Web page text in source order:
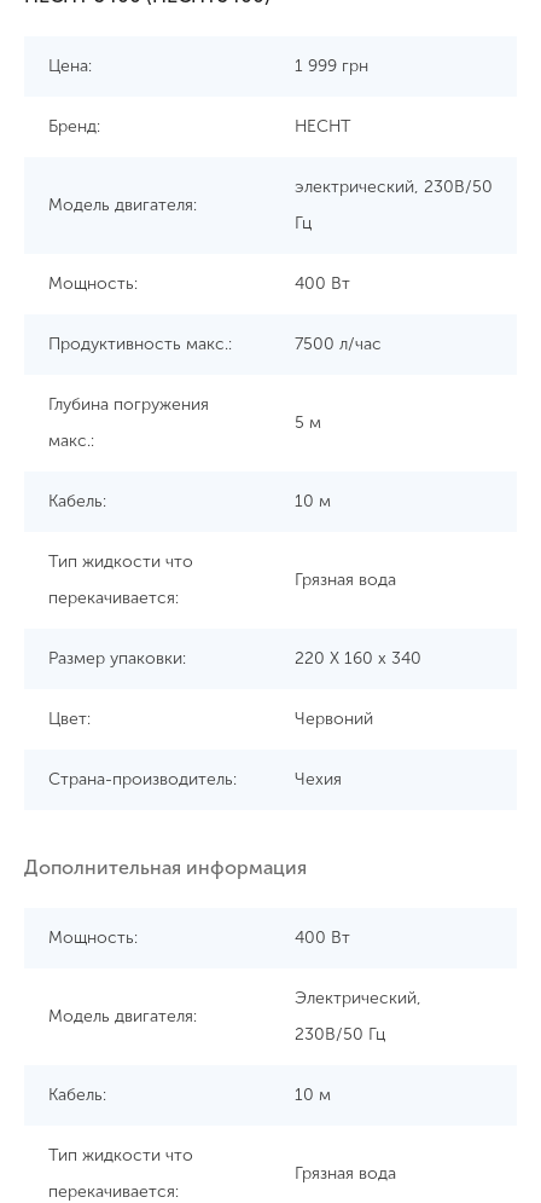
Цена: 1 999 грн
Бренд: HECHT
Модель двигателя:
электрический, 230В/50
Гц
Мощность: 400 Вт
Продуктивность макс.: 7500 л/час
Глубина погружения
макс.:
5 м
Кабель: 10 м
Тип жидкости что
перекачивается:
Грязная вода
Размер упаковки: 220 X 160 x 340
Цвет: Червоний
Страна-производитель: Чехия
Дополнительная информация
Мощность: 400 Вт
Модель двигателя:
Электрический,
230В/50 Гц
Кабель: 10 м
Тип жидкости что
перекачивается:
Грязная вода